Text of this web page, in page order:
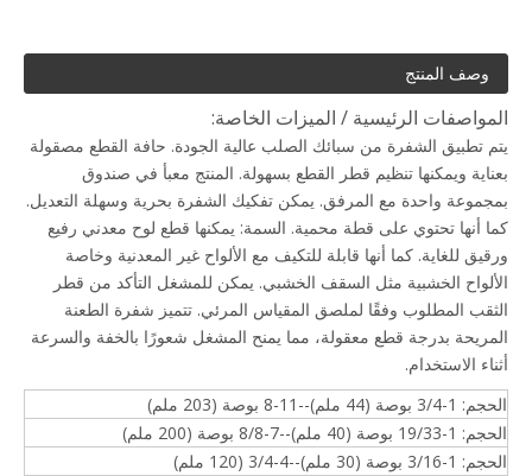
وصف المنتج
المواصفات الرئيسية / الميزات الخاصة:
يتم تطبيق الشفرة من سبائك الصلب عالية الجودة. حافة القطع مصقولة
بعناية ويمكنها تنظيم قطر القطع بسهولة. المنتج معبأ في صندوق
بمجموعة واحدة مع المرفق. يمكن تفكيك الشفرة بحرية وسهلة التعديل.
كما أنها تحتوي على قطة محمية. السمة: يمكنها قطع لوح معدني رفيع
ورقيق للغاية. كما أنها قابلة للتكيف مع الألواح غير المعدنية وخاصة
الألواح الخشبية مثل السقف الخشبي. يمكن للمشغل التأكد من قطر
الثقب المطلوب وفقًا لملصق المقياس المرئي. تتميز شفرة الطعنة
المريحة بدرجة قطع معقولة، مما يمنح المشغل شعورًا بالخفة والسرعة
أثناء الاستخدام.
الحجم: 1-3/4 بوصة (44 ملم)--11-8 بوصة (203 ملم)
الحجم: 1-19/33 بوصة (40 ملم)--7-8/8 بوصة (200 ملم)
الحجم: 1-3/16 بوصة (30 ملم)--4-3/4 (120 ملم)